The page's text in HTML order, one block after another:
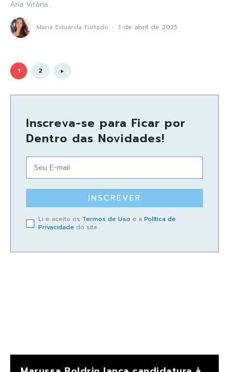
Ana Vitória...
Maria Eduarda Furtado - 1 de abril de 2025
1 2
Inscreva-se para Ficar por
Dentro das Novidades!
INSCREVER
Li e aceito os Termos de Uso e a Política de
Privacidade do site.